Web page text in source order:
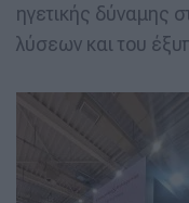
ηγετικής δύναμης
λύσεων και του